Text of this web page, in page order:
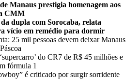
Manaus prestigia homenagem aos
CMM
dupla com Sorocaba, relata
vício em remédio para dormir
25 mil pessoas devem deixar Manaus
do CR7 de R$ 45 milhões e
fórmula 1
é criticado por surgir sorridente